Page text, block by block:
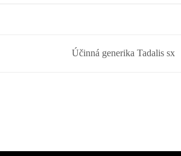
Účinná generika Tadalis sx